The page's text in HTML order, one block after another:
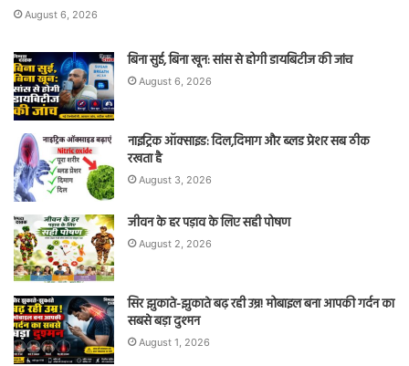
August 6, 2026
बिना सुई, बिना खून: सांस से होगी डायबिटीज की जांच
August 6, 2026
नाइट्रिक ऑक्साइड: दिल,दिमाग और ब्लड प्रेशर सब ठीक
रखता है
August 3, 2026
जीवन के हर पड़ाव के लिए सही पोषण
August 2, 2026
सिर झुकाते-झुकाते बढ़ रही उम्र! मोबाइल बना आपकी गर्दन का
सबसे बड़ा दुश्मन
August 1, 2026